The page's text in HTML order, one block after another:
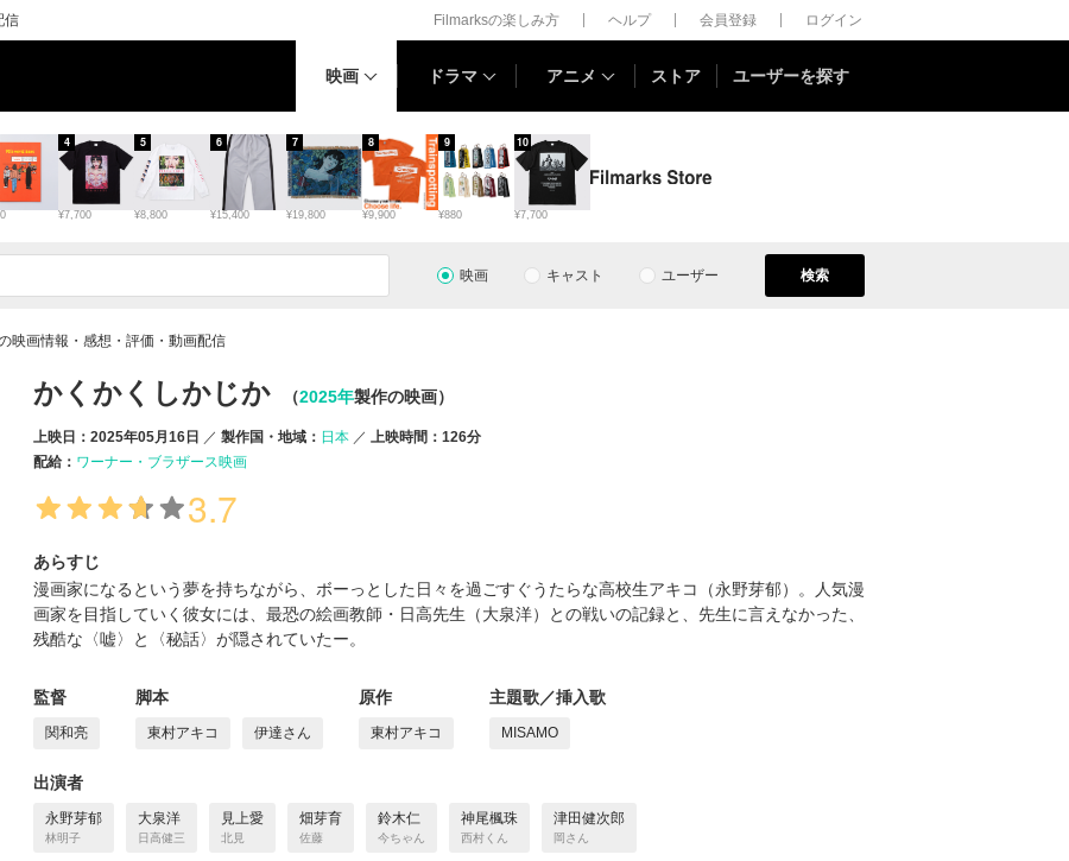
信 Filmarksの楽しみ方 ヘルプ 会員登録 ログイン
映画 ドラマ アニメ ストア ユーザーを探す
¥7,700
4
¥8,800
5
¥15,400
6
¥19,800
7
¥9,900
8
¥880
9
¥7,700
10
映画 キャスト ユーザー 検索
映画情報・感想・評価・動画配信
かくかくしかじか （2025年製作の映画）
上映日：2025年05月16日 製作国・地域： 日本
上映時間：126分
配給： ワーナー・ブラザース映画
3.7
あらすじ
漫画家になるという夢を持ちながら、ボーっとした日々を過ごすぐうたらな高校生アキコ（永野芽郁）。人気漫
画家を目指していく彼女には、最恐の絵画教師・日高先生（大泉洋）との戦いの記録と、先生に言えなかった、
残酷な〈嘘〉と〈秘話〉が隠されていたー。
監督
関和亮
脚本
東村アキコ 伊達さん
原作
東村アキコ
主題歌／挿入歌
MISAMO
出演者
永野芽郁
林明子
大泉洋
日高健三
見上愛
北見
畑芽育
佐藤
鈴木仁
今ちゃん
神尾楓珠
西村くん
津田健次郎
岡さん